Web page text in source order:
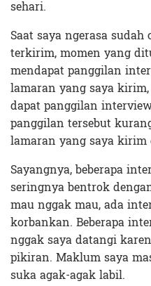
sehari.
Saat saya ngerasa
terkirim, momen yang
mendapat panggilan
lamaran yang saya
dapat panggilan
panggilan tersebut
lamaran yang saya
Sayangnya, beberapa
seringnya bentrok
mau nggak mau, ada
korbankan. Beberapa
nggak saya datangi
pikiran. Maklum saya
suka agak-agak labil.